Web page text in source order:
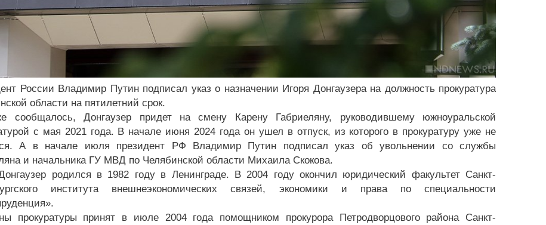
России Владимир Путин подписал указ о назначении Игоря Донгаузера на должность прокуратура
области на пятилетний срок.
сообщалось, Донгаузер придет на смену Карену Габриеляну, руководившему южноуральской
с мая 2021 года. В начале июня 2024 года он ушел в отпуск, из которого в прокуратуру уже не
А в начале июля президент РФ Владимир Путин подписал указ об увольнении со службы
и начальника ГУ МВД по Челябинской области Михаила Скокова.
родился в 1982 году в Ленинграде. В 2004 году окончил юридический факультет Санкт-
института внешнеэкономических связей, экономики и права по специальности
прокуратуры принят в июле 2004 года помощником прокурора Петродворцового района Санкт-